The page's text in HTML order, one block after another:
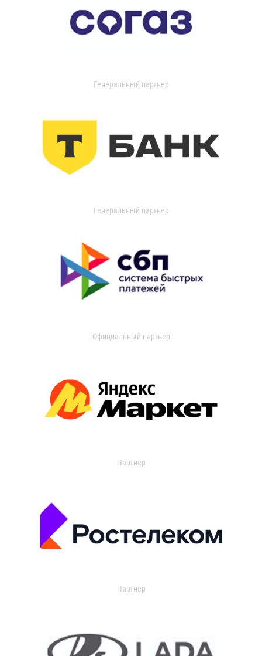
Генеральный партнер
Генеральный партнер
Официальный партнер
Партнер
Партнер